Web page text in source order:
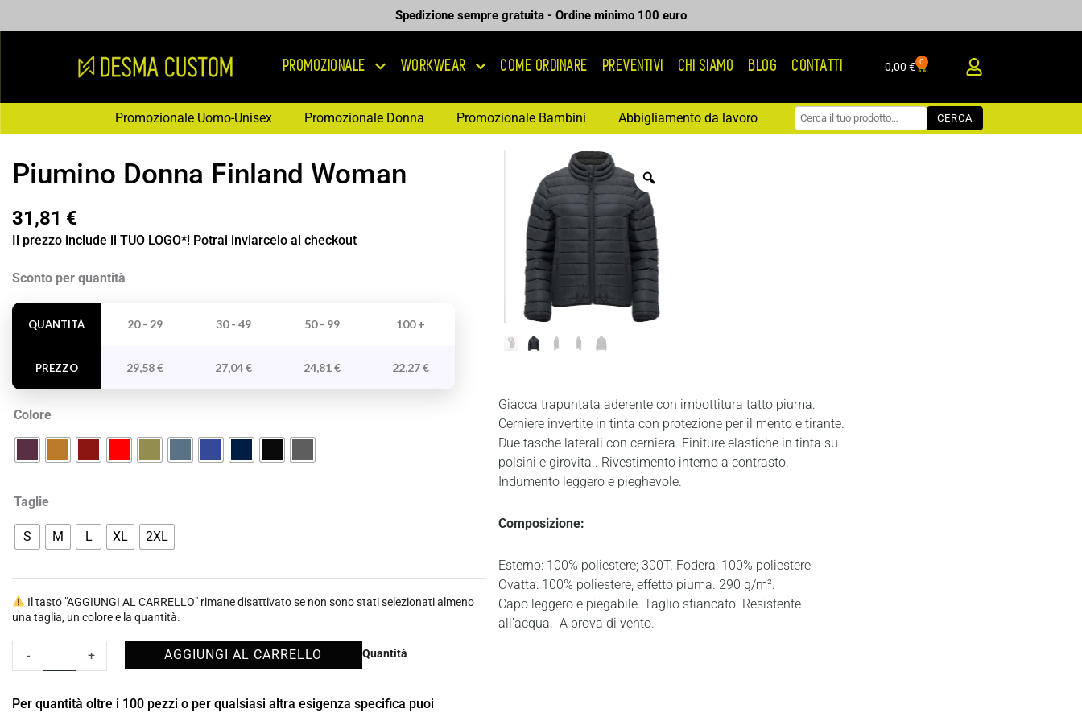
al
Spedizione sempre gratuita - Ordine minimo 100 euro
PROMOZIONALE WORKWEAR COME ORDINARE PREVENTIVI CHI SIAMO BLOG CONTATTI 0,00 € 0
Carrello
Promozionale Uomo-Unisex Promozionale Donna Promozionale Bambini Abbigliamento da lavoro CERCA
Piumino Donna Finland Woman
31,81 €
Il prezzo include il TUO LOGO*! Potrai inviarcelo al checkout
Sconto per quantità
QUANTITÀ
PREZZO
20 - 29 30 - 49 50 - 99 100 +
29,58€ 27,04€ 24,81€ 22,27€
Colore
Taglie
S M L XL 2XL
Il tasto "AGGIUNGI AL CARRELLO" rimane disattivato se non sono stati selezionati almeno
una taglia, un colore e la quantità.
Quantità
-
Piumino
Finland
quantità
+ AGGIUNGI AL CARRELLO
Per quantità oltre i 100 pezzi o per qualsiasi altra esigenza specifica puoi
Giacca trapuntata aderente con imbottitura tatto piuma.
Cerniere invertite in tinta con protezione per il mento e tirante.
Due tasche laterali con cerniera. Finiture elastiche in tinta su
polsini e girovita.. Rivestimento interno a contrasto.
Indumento leggero e pieghevole.
Composizione:
Esterno: 100% poliestere; 300T. Fodera: 100% poliestere
Ovatta: 100% poliestere, effetto piuma. 290 g/m².
Capo leggero e piegabile. Taglio sfiancato. Resistente
all’acqua. A prova di vento.